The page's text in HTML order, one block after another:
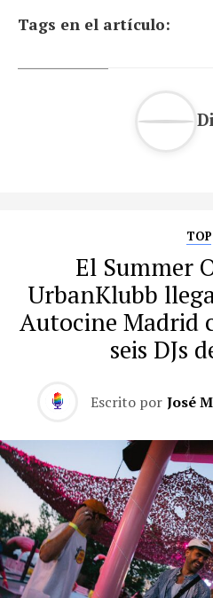
Tags en el artículo:
TOP
El Summer
UrbanKlubb
Autocine Madrid
seis DJs
Escrito por José